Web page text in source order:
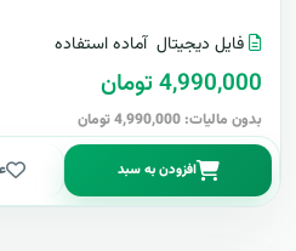
فایل دیجیتال آماده استفاده
4,990,000 تومان
بدون مالیات: 4,990,000 تومان
افزودن به سبد